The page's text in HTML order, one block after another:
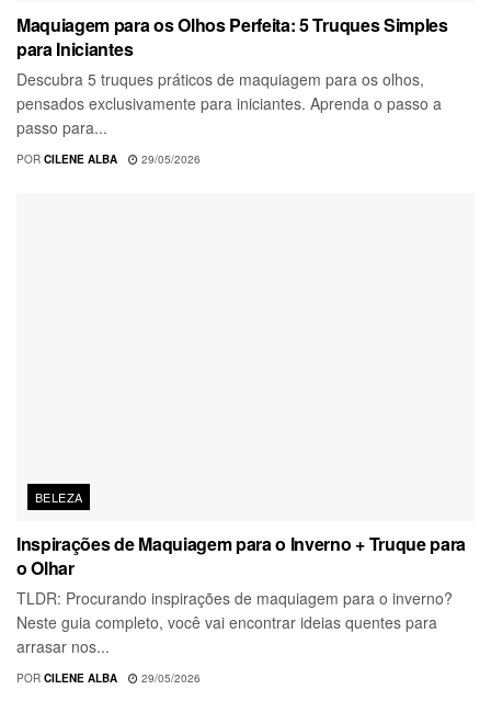
Maquiagem para os Olhos Perfeita: 5 Truques Simples
para Iniciantes
Descubra 5 truques práticos de maquiagem para os olhos,
pensados exclusivamente para iniciantes. Aprenda o passo a
passo para...
POR CILENE ALBA 29/05/2026
BELEZA
Inspirações de Maquiagem para o Inverno + Truque para
o Olhar
TLDR: Procurando inspirações de maquiagem para o inverno?
Neste guia completo, você vai encontrar ideias quentes para
arrasar nos...
POR CILENE ALBA 29/05/2026